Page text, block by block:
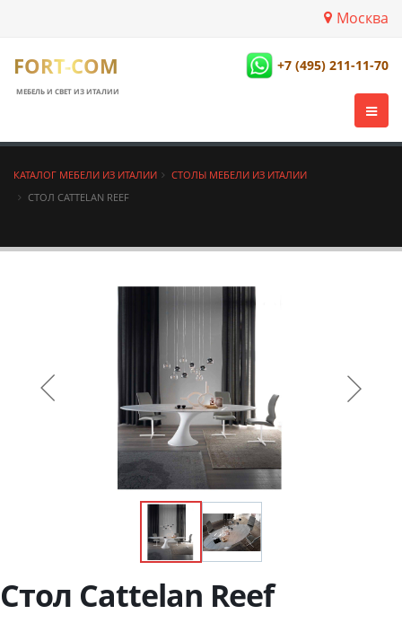
Москва
FORT-COM
МЕБЕЛЬ И СВЕТ ИЗ ИТАЛИИ
+7 (495) 211-11-70
КАТАЛОГ МЕБЕЛИ ИЗ ИТАЛИИ
СТОЛЫ МЕБЕЛИ ИЗ ИТАЛИИ
СТОЛ CATTELAN REEF
Стол Cattelan Reef